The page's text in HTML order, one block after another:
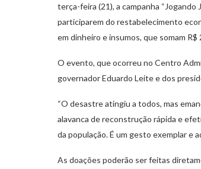
terça-feira (21), a campanha
participarem do restabelecimento
em dinheiro e insumos, que somam R$
O evento, que ocorreu no Centro
governador Eduardo Leite e dos
“O desastre atingiu a todos, mas
alavanca de reconstrução rápida e
da população. É um gesto exemplar e
As doações poderão ser feitas